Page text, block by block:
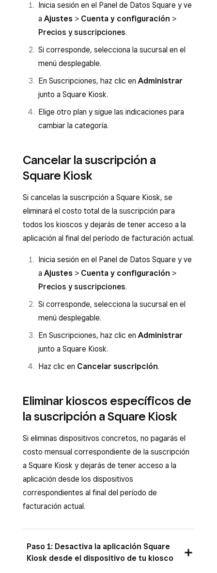
Inicia sesión en el Panel de Datos Square y ve
a Ajustes > Cuenta y configuración >
Precios y suscripciones.
Si corresponde, selecciona la sucursal en el
menú desplegable.
En Suscripciones, haz clic en Administrar
junto a Square Kiosk.
Elige otro plan y sigue las indicaciones para
cambiar la categoría.
Cancelar la suscripción a
Square Kiosk
Si cancelas la suscripción a Square Kiosk, se
eliminará el costo total de la suscripción para
todos los kioscos y dejarás de tener acceso a la
aplicación al final del período de facturación actual.
Inicia sesión en el Panel de Datos Square y ve
a Ajustes > Cuenta y configuración >
Precios y suscripciones.
Si corresponde, selecciona la sucursal en el
menú desplegable.
En Suscripciones, haz clic en Administrar
junto a Square Kiosk.
Haz clic en Cancelar suscripción.
Eliminar kioscos específicos de
la suscripción a Square Kiosk
Si eliminas dispositivos concretos, no pagarás el
costo mensual correspondiente de la suscripción
a Square Kiosk y dejarás de tener acceso a la
aplicación desde los dispositivos
correspondientes al final del período de
facturación actual.
Paso 1: Desactiva la aplicación Square
Kiosk desde el dispositivo de tu kiosco